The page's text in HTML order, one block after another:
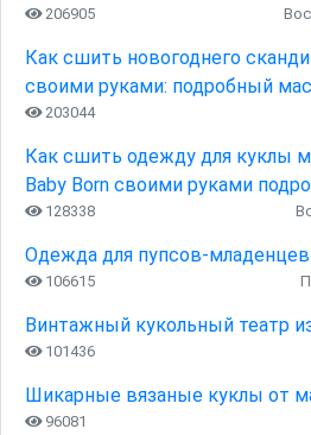
206905
Как сшить новогоднего
своими руками: подробный
203044
Как сшить одежду для куклы
Baby Born своими руками
128338
Одежда для пупсов-
106615
Винтажный кукольный театр
101436
Шикарные вязаные куклы от
96081